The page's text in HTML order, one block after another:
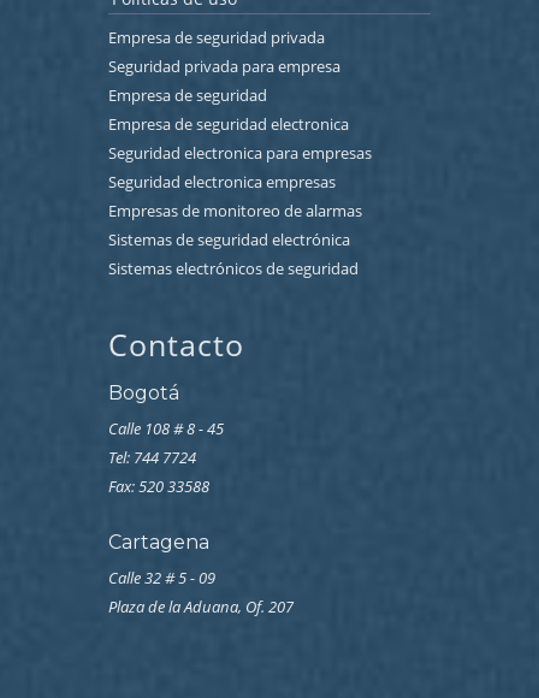
Empresa de seguridad privada
Seguridad privada para empresa
Empresa de seguridad
Empresa de seguridad electronica
Seguridad electronica para empresas
Seguridad electronica empresas
Empresas de monitoreo de alarmas
Sistemas de seguridad electrónica
Sistemas electrónicos de seguridad
Contacto
Bogotá
Calle 108 # 8 - 45
Tel: 744 7724
Fax: 520 33588
Cartagena
Calle 32 # 5 - 09
Plaza de la Aduana, Of. 207